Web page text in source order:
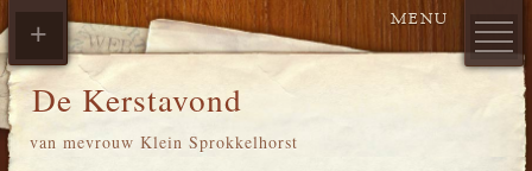
De Kerstavond
van mevrouw Klein Sprokkelhorst